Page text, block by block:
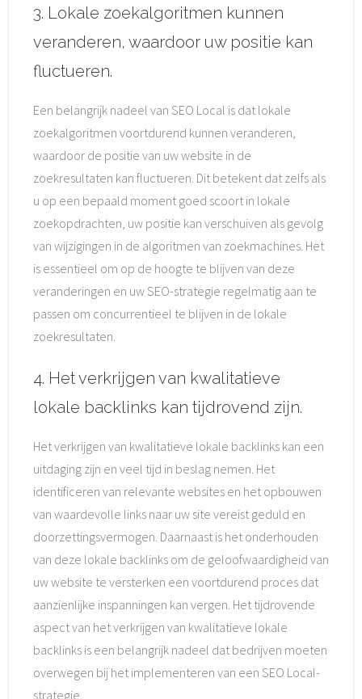
3. Lokale zoekalgoritmen kunnen
veranderen, waardoor uw positie kan
fluctueren.
Een belangrijk nadeel van SEO Local is dat lokale
zoekalgoritmen voortdurend kunnen veranderen,
waardoor de positie van uw website in de
zoekresultaten kan fluctueren. Dit betekent dat zelfs als
u op een bepaald moment goed scoort in lokale
zoekopdrachten, uw positie kan verschuiven als gevolg
van wijzigingen in de algoritmen van zoekmachines. Het
is essentieel om op de hoogte te blijven van deze
veranderingen en uw SEO-strategie regelmatig aan te
passen om concurrentieel te blijven in de lokale
zoekresultaten.
4. Het verkrijgen van kwalitatieve
lokale backlinks kan tijdrovend zijn.
Het verkrijgen van kwalitatieve lokale backlinks kan een
uitdaging zijn en veel tijd in beslag nemen. Het
identificeren van relevante websites en het opbouwen
van waardevolle links naar uw site vereist geduld en
doorzettingsvermogen. Daarnaast is het onderhouden
van deze lokale backlinks om de geloofwaardigheid van
uw website te versterken een voortdurend proces dat
aanzienlijke inspanningen kan vergen. Het tijdrovende
aspect van het verkrijgen van kwalitatieve lokale
backlinks is een belangrijk nadeel dat bedrijven moeten
overwegen bij het implementeren van een SEO Local-
strategie.